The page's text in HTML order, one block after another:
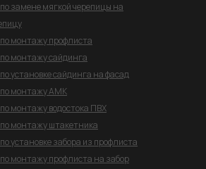
замене мягкой черепицы на
монтажу профлиста
монтажу сайдинга
установке сайдинга на фасад
монтажуАМК
монтажу водостока ПВХ
монтажу штакетника
установке забора из профлиста
монтажу профлиста на забор